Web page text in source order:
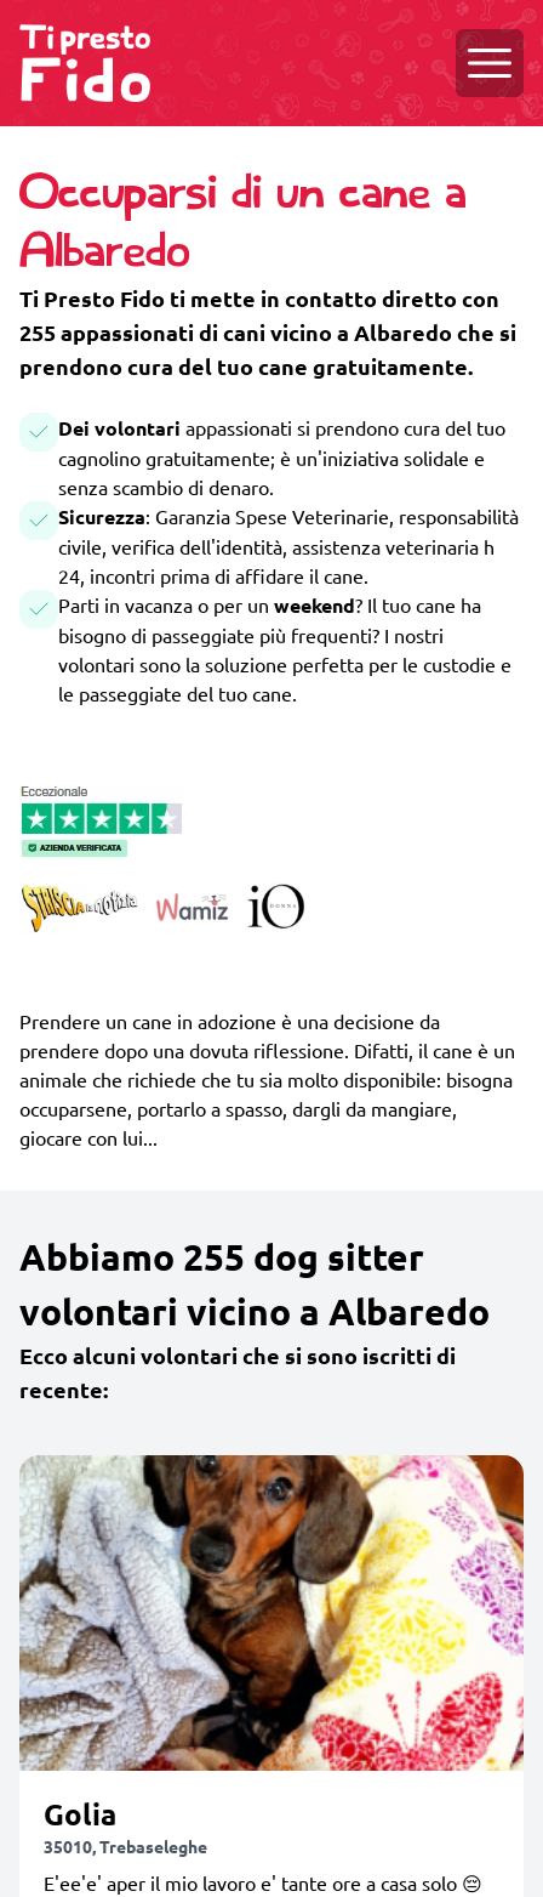
Occuparsi di un cane a
Albaredo
Ti Presto Fido ti mette in contatto diretto con
255 appassionati di cani vicino a Albaredo che si
prendono cura del tuo cane gratuitamente.
Dei volontari appassionati si prendono cura del tuo
cagnolino gratuitamente; è un'iniziativa solidale e
senza scambio di denaro.
Sicurezza: Garanzia Spese Veterinarie, responsabilità
civile, verifica dell'identità, assistenza veterinaria h
24, incontri prima di affidare il cane.
Parti in vacanza o per un weekend? Il tuo cane ha
bisogno di passeggiate più frequenti? I nostri
volontari sono la soluzione perfetta per le custodie e
le passeggiate del tuo cane.
Prendere un cane in adozione è una decisione da
prendere dopo una dovuta riflessione. Difatti, il cane è un
animale che richiede che tu sia molto disponibile: bisogna
occuparsene, portarlo a spasso, dargli da mangiare,
giocare con lui...
Abbiamo 255 dog sitter
volontari vicino a Albaredo
Ecco alcuni volontari che si sono iscritti di
recente:
Golia
35010, Trebaseleghe
E'ee'e' aper il mio lavoro e' tante ore a casa solo 😔